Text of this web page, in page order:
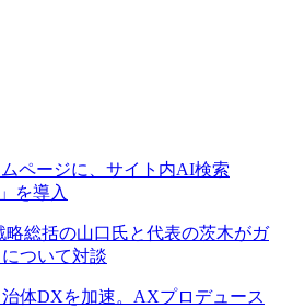
ページに、サイト内AI検索
を導入
総括の山口氏と代表の茨木がガ
ついて対談
体DXを加速。AXプロデュース